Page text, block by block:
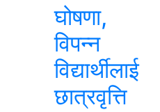
घोषणा,
विपन्न
विद्यार्थीलाई
छात्रवृत्ति